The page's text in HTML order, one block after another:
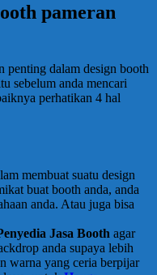
pameran
penting dalam design booth
sebelum anda mencari
perhatikan 4 hal
membuat suatu design
buat booth anda, anda
anda. Atau juga bisa
Jasa Booth agar
anda supaya lebih
warna yang ceria berpijar